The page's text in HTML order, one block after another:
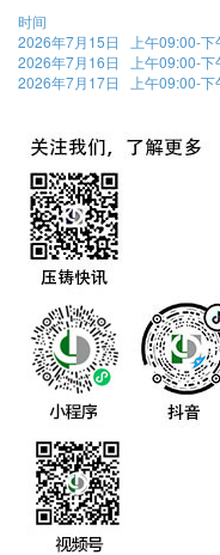
时间
2026年7月15日 上午09:00-下
2026年7月16日 上午09:00-下
2026年7月17日 上午09:00-下